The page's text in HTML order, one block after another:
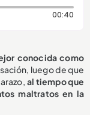
00:40
conocida como
luego de que
al tiempo que
maltratos en la